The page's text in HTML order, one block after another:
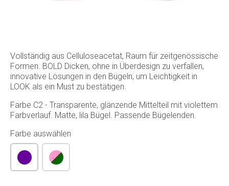
Vollständig aus Celluloseacetat, Raum für zeitgenössische
Formen. BOLD Dicken, ohne in Überdesign zu verfallen,
innovative Lösungen in den Bügeln, um Leichtigkeit in
LOOK als ein Must zu bestätigen.
Farbe C2 - Transparente, glänzende Mittelteil mit violettem
Farbverlauf. Matte, lila Bügel. Passende Bügelenden.
Farbe auswählen